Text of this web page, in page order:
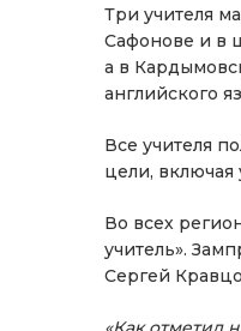
Три учителя
Сафонове и в
а в
английского
Все учителя
цели,
Во всех
учитель».
Сергей